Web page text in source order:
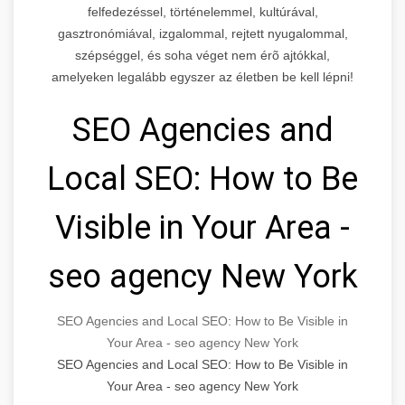
felfedezéssel, történelemmel, kultúrával,
gasztronómiával, izgalommal, rejtett nyugalommal,
szépséggel, és soha véget nem érõ ajtókkal,
amelyeken legalább egyszer az életben be kell lépni!
SEO Agencies and
Local SEO: How to Be
Visible in Your Area -
seo agency New York
SEO Agencies and Local SEO: How to Be Visible in
Your Area - seo agency New York
SEO Agencies and Local SEO: How to Be Visible in
Your Area - seo agency New York